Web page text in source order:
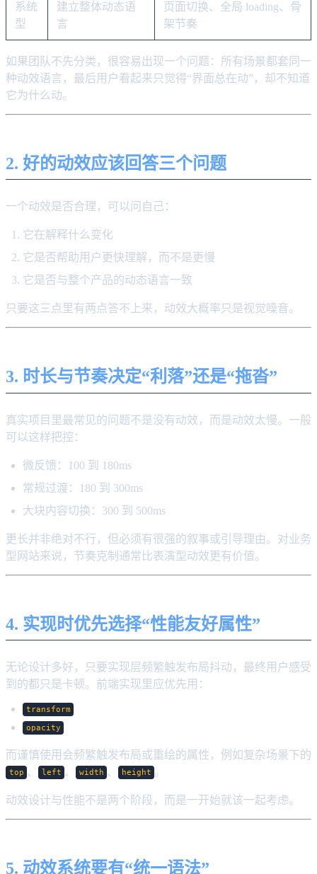
系统
型
建立整体动态语
言
页面切换、全局 loading、骨
架节奏
如果团队不先分类，很容易出现一个问题：所有场景都套同一
种动效语言，最后用户看起来只觉得“界面总在动”，却不知道
它为什么动。
2. 好的动效应该回答三个问题
一个动效是否合理，可以问自己：
它在解释什么变化
它是否帮助用户更快理解，而不是更慢
它是否与整个产品的动态语言一致
只要这三点里有两点答不上来，动效大概率只是视觉噪音。
3. 时长与节奏决定“利落”还是“拖沓”
真实项目里最常见的问题不是没有动效，而是动效太慢。一般
可以这样把控：
微反馈：100 到 180ms
常规过渡：180 到 300ms
大块内容切换：300 到 500ms
更长并非绝对不行，但必须有很强的叙事或引导理由。对业务
型网站来说，节奏克制通常比表演型动效更有价值。
4. 实现时优先选择“性能友好属性”
无论设计多好，只要实现层频繁触发布局抖动，最终用户感受
到的都只是卡顿。前端实现里应优先用：
transform
opacity
而谨慎使用会频繁触发布局或重绘的属性，例如复杂场景下的
top 、 left 、 width 、 height 。
动效设计与性能不是两个阶段，而是一开始就该一起考虑。
5. 动效系统要有“统一语法”